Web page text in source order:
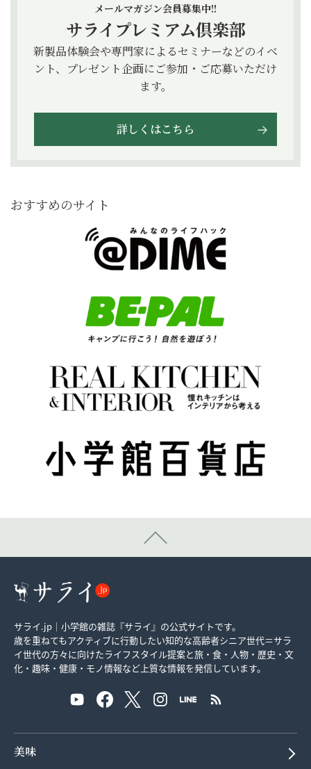
メールマガジン会員募集中!!
サライプレミアム倶楽部
新製品体験会や専門家によるセミナーなどのイベ
ント、プレゼント企画にご参加・ご応募いただけ
ます。
詳しくはこちら
おすすめのサイト
サライ.jp｜小学館の雑誌『サライ』の公式サイトです。
歳を重ねてもアクティブに行動したい知的な高齢者シニア世代＝サラ
イ世代の方々に向けたライフスタイル提案と旅・食・人物・歴史・文
化・趣味・健康・モノ情報など上質な情報を発信しています。
美味